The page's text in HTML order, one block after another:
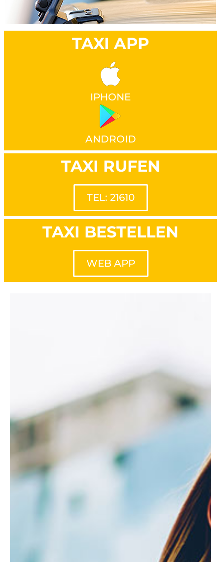
TAXI APP
IPHONE
ANDROID
TAXI RUFEN
TEL: 21610
TAXI BESTELLEN
WEB APP